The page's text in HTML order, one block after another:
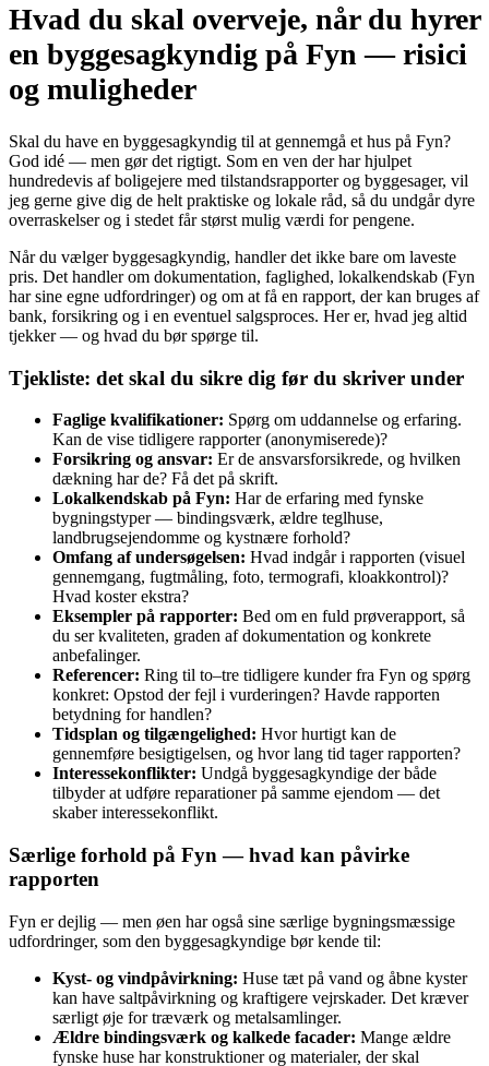
Hvad du skal overveje, når du hyrer
en byggesagkyndig på Fyn — risici
og muligheder
Skal du have en byggesagkyndig til at gennemgå et hus på Fyn?
God idé — men gør det rigtigt. Som en ven der har hjulpet
hundredevis af boligejere med tilstandsrapporter og byggesager, vil
jeg gerne give dig de helt praktiske og lokale råd, så du undgår dyre
overraskelser og i stedet får størst mulig værdi for pengene.
Når du vælger byggesagkyndig, handler det ikke bare om laveste
pris. Det handler om dokumentation, faglighed, lokalkendskab (Fyn
har sine egne udfordringer) og om at få en rapport, der kan bruges af
bank, forsikring og i en eventuel salgsproces. Her er, hvad jeg altid
tjekker — og hvad du bør spørge til.
Tjekliste: det skal du sikre dig før du skriver under
Faglige kvalifikationer: Spørg om uddannelse og erfaring.
Kan de vise tidligere rapporter (anonymiserede)?
Forsikring og ansvar: Er de ansvarsforsikrede, og hvilken
dækning har de? Få det på skrift.
Lokalkendskab på Fyn: Har de erfaring med fynske
bygningstyper — bindingsværk, ældre teglhuse,
landbrugsejendomme og kystnære forhold?
Omfang af undersøgelsen: Hvad indgår i rapporten (visuel
gennemgang, fugtmåling, foto, termografi, kloakkontrol)?
Hvad koster ekstra?
Eksempler på rapporter: Bed om en fuld prøve­rapport, så
du ser kvaliteten, graden af dokumentation og konkrete
anbefalinger.
Referencer: Ring til to–tre tidligere kunder fra Fyn og spørg
konkret: Opstod der fejl i vurderingen? Havde rapporten
betydning for handlen?
Tidsplan og tilgængelighed: Hvor hurtigt kan de
gennemføre besigtigelsen, og hvor lang tid tager rapporten?
Interessekonflikter: Undgå byggesagkyndige der både
tilbyder at udføre reparationer på samme ejendom — det
skaber interessekonflikt.
Særlige forhold på Fyn — hvad kan påvirke
rapporten
Fyn er dejlig — men øen har også sine særlige bygningsmæssige
udfordringer, som den byggesagkyndige bør kende til:
Kyst- og vindpåvirkning: Huse tæt på vand og åbne kyster
kan have saltpåvirkning og kraftigere vejrskader. Det kræver
særligt øje for træværk og metalsamlinger.
Ældre bindingsværk og kalkede facader: Mange ældre
fynske huse har konstruktioner og materialer, der skal